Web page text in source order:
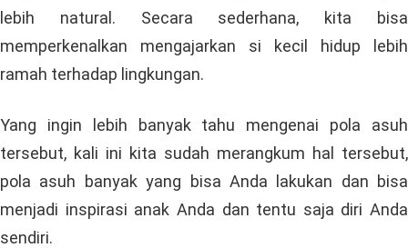
lebih natural. Secara sederhana, kita bisa
memperkenalkan mengajarkan si kecil hidup lebih
ramah terhadap lingkungan.
Yang ingin lebih banyak tahu mengenai pola asuh
tersebut, kali ini kita sudah merangkum hal tersebut,
pola asuh banyak yang bisa Anda lakukan dan bisa
menjadi inspirasi anak Anda dan tentu saja diri Anda
sendiri.